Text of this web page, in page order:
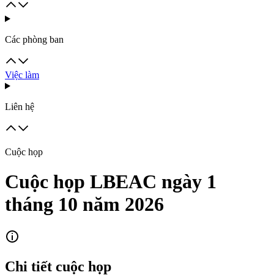
Các phòng ban
Việc làm
Liên hệ
Cuộc họp
Cuộc họp LBEAC ngày 1
tháng 10 năm 2026
Chi tiết cuộc họp